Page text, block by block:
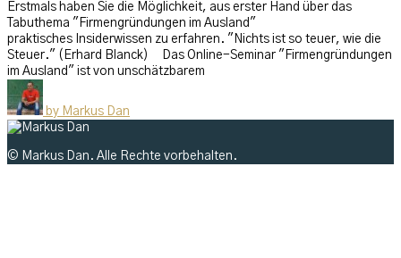
Erstmals haben Sie die Möglichkeit, aus erster Hand über das
Tabuthema "Firmengründungen im Ausland"
praktisches Insiderwissen zu erfahren. "Nichts ist so teuer, wie die
Steuer." (Erhard Blanck) Das Online-Seminar "Firmengründungen
im Ausland" ist von unschätzbarem
by Markus Dan
© Markus Dan. Alle Rechte vorbehalten.